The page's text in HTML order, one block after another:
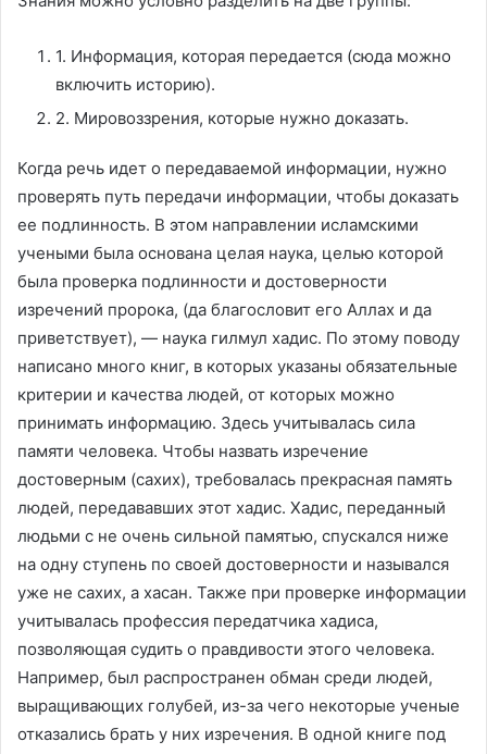
1. Информация, которая передается (сюда можно
включить историю).
2. Мировоззрения, которые нужно доказать.
Когда речь идет о передаваемой информации, нужно
проверять путь передачи информации, чтобы доказать
ее подлинность. В этом направлении исламскими
учеными была основана целая наука, целью которой
была проверка подлинности и достоверности
изречений пророка, (да благословит его Аллах и да
приветствует), — наука гилмул хадис. По этому поводу
написано много книг, в которых указаны обязательные
критерии и качества людей, от которых можно
принимать информацию. Здесь учитывалась сила
памяти человека. Чтобы назвать изречение
достоверным (сахих), требовалась прекрасная память
людей, передававших этот хадис. Хадис, переданный
людьми с не очень сильной памятью, спускался ниже
на одну ступень по своей достоверности и назывался
уже не сахих, а хасан. Также при проверке информации
учитывалась профессия передатчика хадиса,
позволяющая судить о правдивости этого человека.
Например, был распространен обман среди людей,
выращивающих голубей, из-за чего некоторые ученые
отказались брать у них изречения. В одной книге под